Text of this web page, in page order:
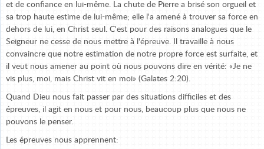
et de confiance en lui-même. La chute de Pierre a brisé son orgueil et
sa trop haute estime de lui-même; elle l'a amené à trouver sa force en
dehors de lui, en Christ seul. C'est pour des raisons analogues que le
Seigneur ne cesse de nous mettre à l'épreuve. Il travaille à nous
convaincre que notre estimation de notre propre force est surfaite, et
il veut nous amener au point où nous pouvons dire en vérité: «Je ne
vis plus, moi, mais Christ vit en moi» (Galates 2:20).
Quand Dieu nous fait passer par des situations difficiles et des
épreuves, il agit en nous et pour nous, beaucoup plus que nous ne
pouvons le penser.
Les épreuves nous apprennent: